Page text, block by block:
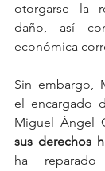
otorgarse la
daño, así
económica
Sin embargo,
el encargado
Miguel Ángel
sus derechos
ha